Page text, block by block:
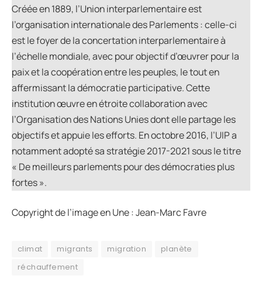
Créée en 1889, l’Union interparlementaire est
l’organisation internationale des Parlements : celle-ci
est le foyer de la concertation interparlementaire à
l’échelle mondiale, avec pour objectif d’œuvrer pour la
paix et la coopération entre les peuples, le tout en
affermissant la démocratie participative. Cette
institution œuvre en étroite collaboration avec
l’Organisation des Nations Unies dont elle partage les
objectifs et appuie les efforts. En octobre 2016, l’UIP a
notamment adopté sa stratégie 2017-2021 sous le titre
« De meilleurs parlements pour des démocraties plus
fortes ».
Copyright de l’image en Une : Jean-Marc Favre
climat migrants migration
planète
réchauffement